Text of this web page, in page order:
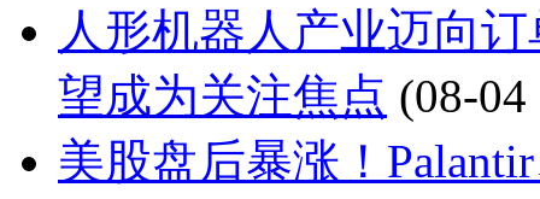
人形机器人产业迈向
望成为关注焦点 (08-04
美股盘后暴涨！